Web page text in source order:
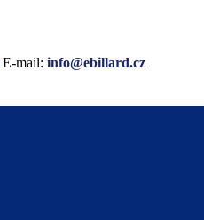
E-mail: info@ebillard.cz